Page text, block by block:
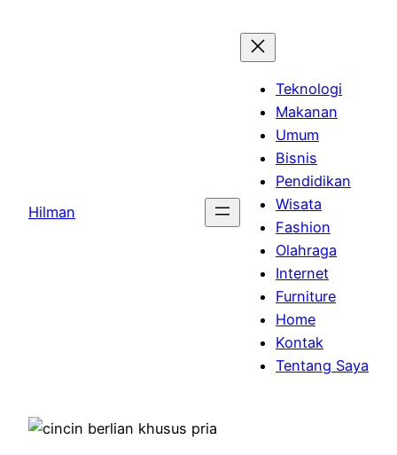
Hilman
Teknologi
Makanan
Umum
Bisnis
Pendidikan
Wisata
Fashion
Olahraga
Internet
Furniture
Home
Kontak
Tentang Saya